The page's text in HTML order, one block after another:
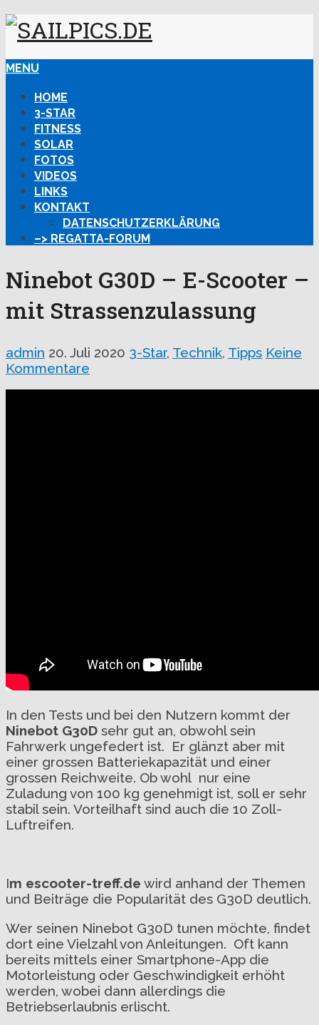
MENU
HOME
3-STAR
FITNESS
SOLAR
FOTOS
VIDEOS
LINKS
KONTAKT
DATENSCHUTZERKLÄRUNG
–> REGATTA-FORUM
Ninebot G30D – E-Scooter –
mit Strassenzulassung
admin 20. Juli 2020 3-Star, Technik, Tipps Keine
Kommentare
In den Tests und bei den Nutzern kommt der
Ninebot G30D sehr gut an, obwohl sein
Fahrwerk ungefedert ist. Er glänzt aber mit
einer grossen Batteriekapazität und einer
grossen Reichweite. Ob wohl nur eine
Zuladung von 100 kg genehmigt ist, soll er sehr
stabil sein. Vorteilhaft sind auch die 10 Zoll-
Luftreifen.
Im escooter-treff.de wird anhand der Themen
und Beiträge die Popularität des G30D deutlich.
Wer seinen Ninebot G30D tunen möchte, findet
dort eine Vielzahl von Anleitungen. Oft kann
bereits mittels einer Smartphone-App die
Motorleistung oder Geschwindigkeit erhöht
werden, wobei dann allerdings die
Betriebserlaubnis erlischt.